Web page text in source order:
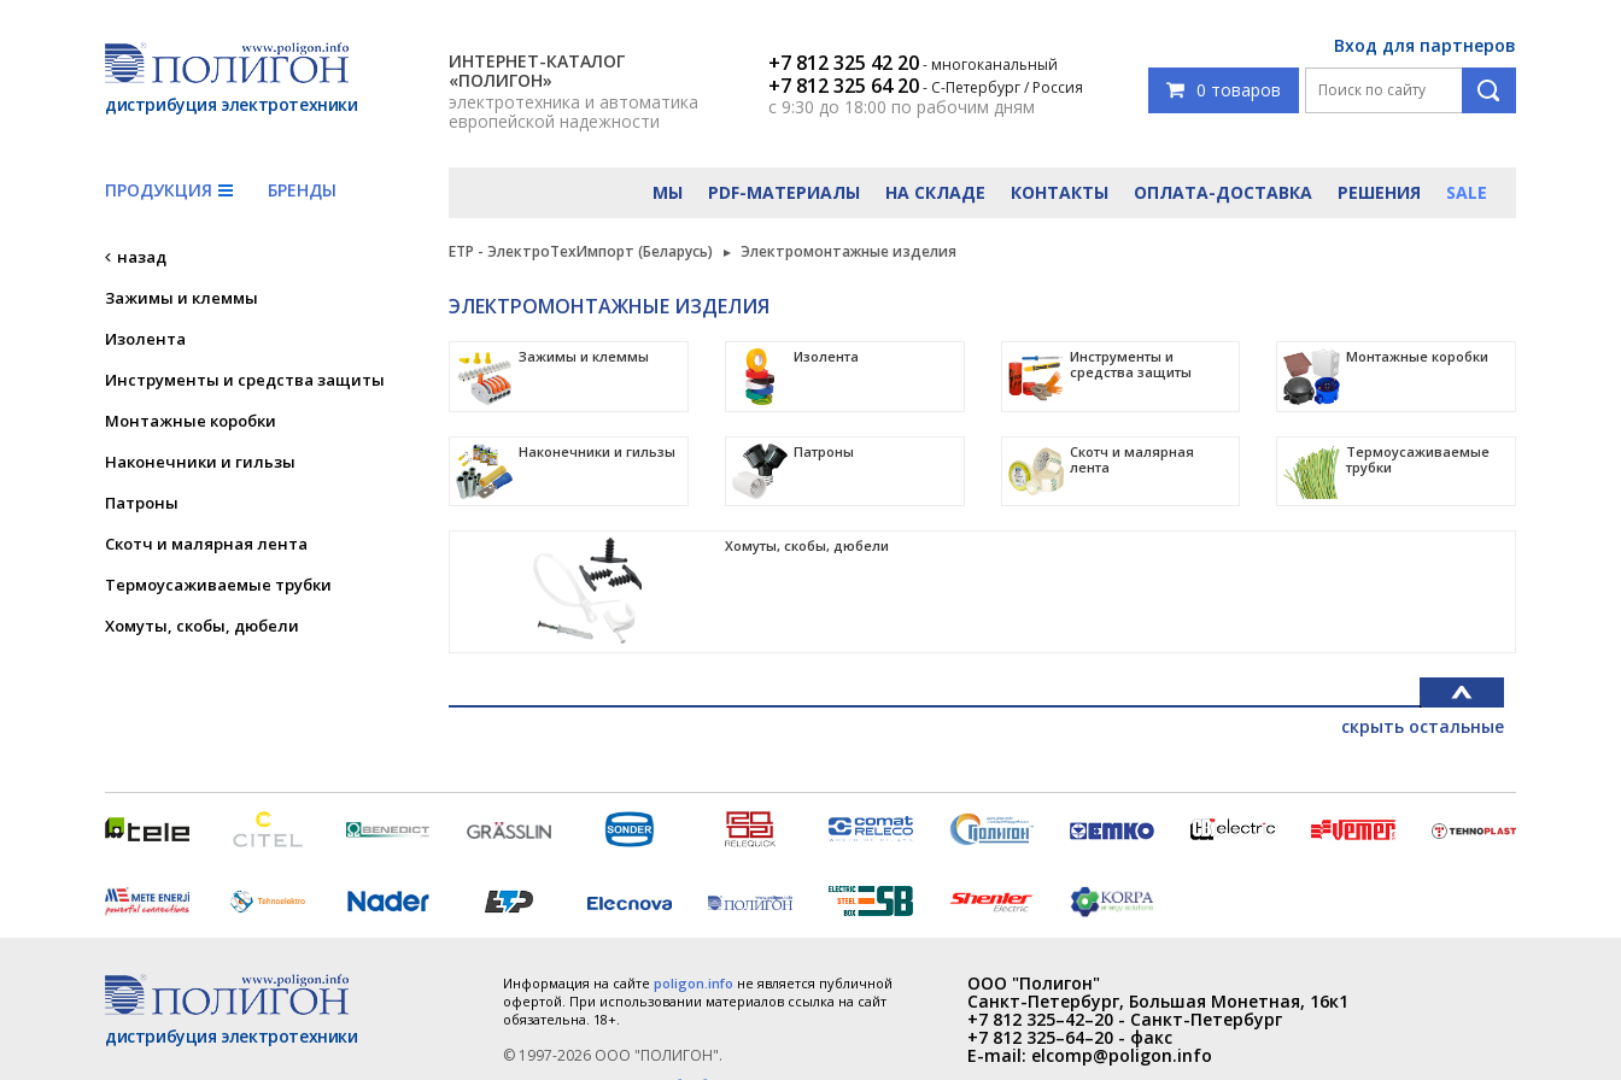
дистрибуция электротехники
ИНТЕРНЕТ-КАТАЛОГ
«ПОЛИГОН»
электротехника и автоматика
европейской надежности
+7 812 325 42 20- многоканальный
+7 812 325 64 20- С-Петербург / Россия
с 9:30 до 18:00 по рабочим дням
Вход для партнеров
0 товаров
ПРОДУКЦИЯ БРЕНДЫ МЫ PDF-МАТЕРИАЛЫ НА СКЛАДЕ КОНТАКТЫ ОПЛАТА-ДОСТАВКА РЕШЕНИЯ SALE
назад
Зажимы и клеммы
Изолента
Инструменты и средства защиты
Монтажные коробки
Наконечники и гильзы
Патроны
Скотч и малярная лента
Термоусаживаемые трубки
Хомуты, скобы, дюбели
ETP - ЭлектроТехИмпорт (Беларусь) Электромонтажные изделия
ЭЛЕКТРОМОНТАЖНЫЕ ИЗДЕЛИЯ
Зажимы и клеммы Изолента
Инструменты и
средства защиты
Монтажные коробки
Наконечники и гильзы Патроны
Скотч и малярная
лента
Термоусаживаемые
трубки
Хомуты, скобы, дюбели
скрыть остальные
дистрибуция электротехники
Информация на сайте poligon.info не является публичной
офертой. При использовании материалов ссылка на сайт
обязательна. 18+.
© 1997-2026 ООО "ПОЛИГОН".
ООО "Полигон"
Санкт-Петербург, Большая Монетная, 16к1
+7 812 325–42–20 - Санкт-Петербург
+7 812 325–64–20 - факс
E-mail: elcomp@poligon.info